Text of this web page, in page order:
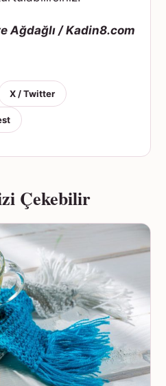
Ağdağlı / Kadin8.com
X / Twitter
Çekebilir